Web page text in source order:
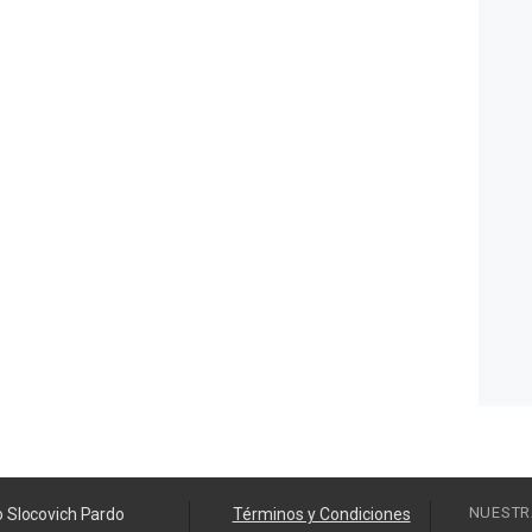
Slocovich Pardo Términos y Condiciones